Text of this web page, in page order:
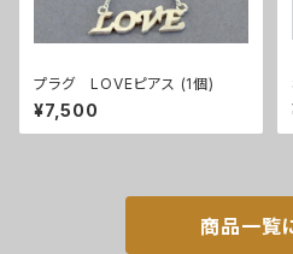
プラグ LOVEピアス (1個)
¥7,500
商品一覧